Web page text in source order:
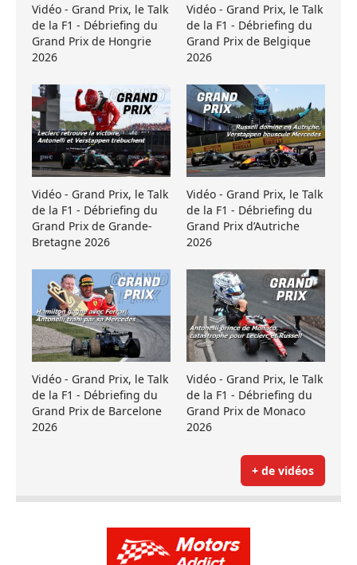
Vidéo - Grand Prix, le Talk
de la F1 - Débriefing du
Grand Prix de Hongrie
2026
Vidéo - Grand Prix, le Talk
de la F1 - Débriefing du
Grand Prix de Belgique
2026
Vidéo - Grand Prix, le Talk
de la F1 - Débriefing du
Grand Prix de Grande-
Bretagne 2026
Vidéo - Grand Prix, le Talk
de la F1 - Débriefing du
Grand Prix d’Autriche
2026
Vidéo - Grand Prix, le Talk
de la F1 - Débriefing du
Grand Prix de Barcelone
2026
Vidéo - Grand Prix, le Talk
de la F1 - Débriefing du
Grand Prix de Monaco
2026
+ de vidéos